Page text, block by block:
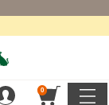
0